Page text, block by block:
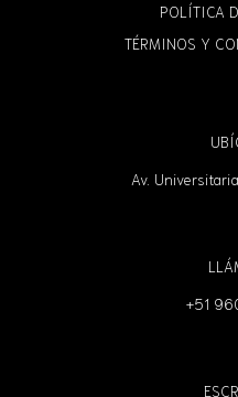
POLÍTICA
TÉRMINOS Y
Av.
+51